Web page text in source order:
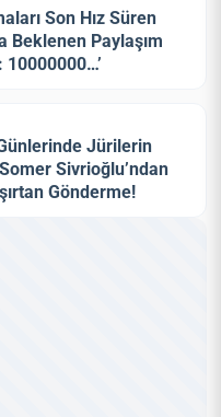
Son Hız Süren
Beklenen Paylaşım
10000000…’
Jürilerin
Sivrioğlu’ndan
Gönderme!